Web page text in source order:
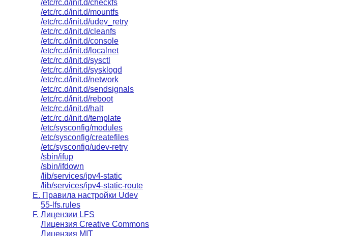
/etc/rc.d/init.d/checkfs
/etc/rc.d/init.d/mountfs
/etc/rc.d/init.d/udev_retry
/etc/rc.d/init.d/cleanfs
/etc/rc.d/init.d/console
/etc/rc.d/init.d/localnet
/etc/rc.d/init.d/sysctl
/etc/rc.d/init.d/sysklogd
/etc/rc.d/init.d/network
/etc/rc.d/init.d/sendsignals
/etc/rc.d/init.d/reboot
/etc/rc.d/init.d/halt
/etc/rc.d/init.d/template
/etc/sysconfig/modules
/etc/sysconfig/createfiles
/etc/sysconfig/udev-retry
/sbin/ifup
/sbin/ifdown
/lib/services/ipv4-static
/lib/services/ipv4-static-route
E. Правила настройки Udev
55-lfs.rules
F. Лицензии LFS
Лицензия Creative Commons
Лицензия MIT